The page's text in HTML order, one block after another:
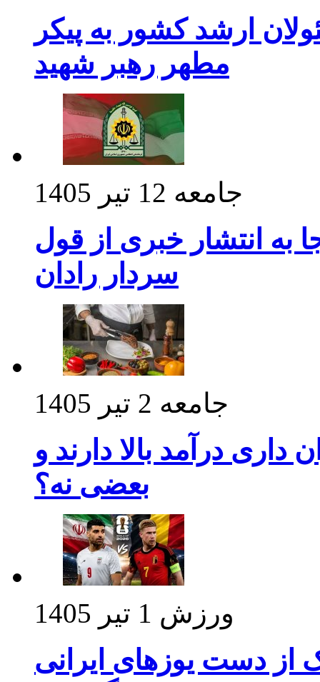
ارشد کشور به پیکر
مطهر رهبر شهید
جامعه 12 تیر 1405
به انتشار خبری از قول
سردار رادان
جامعه 2 تیر 1405
درآمد بالا دارند و
بعضی نه؟
ورزش 1 تیر 1405
از دست یوزهای ایرانی